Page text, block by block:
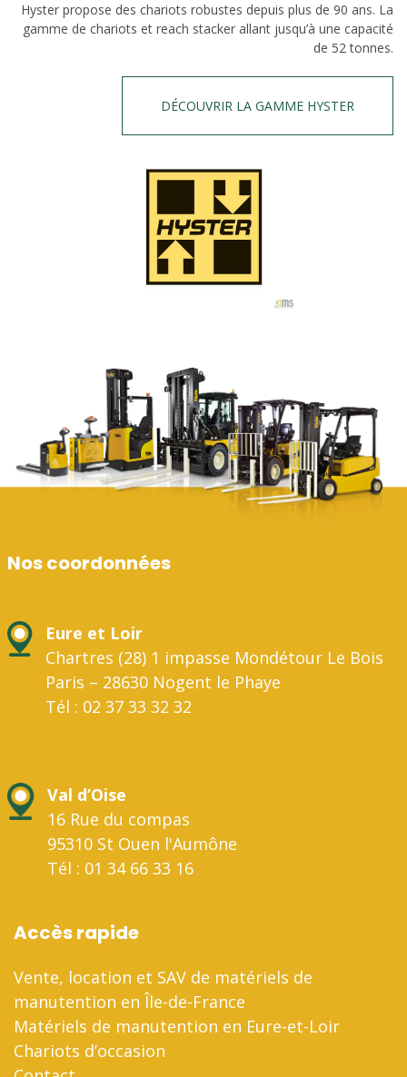
Hyster propose des chariots robustes depuis plus de 90 ans. La
gamme de chariots et reach stacker allant jusqu’à une capacité
de 52 tonnes.
DÉCOUVRIR LA GAMME HYSTER
Nos coordonnées
Eure et Loir
Chartres (28) 1 impasse Mondétour Le Bois
Paris – 28630 Nogent le Phaye
Tél : 02 37 33 32 32
Val d’Oise
16 Rue du compas
95310 St Ouen l'Aumône
Tél : 01 34 66 33 16
Accès rapide
Vente, location et SAV de matériels de
manutention en Île-de-France
Matériels de manutention en Eure-et-Loir
Chariots d’occasion